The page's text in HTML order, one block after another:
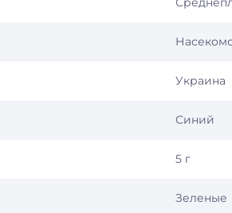
Украина
Синий
5 г
Зеленые